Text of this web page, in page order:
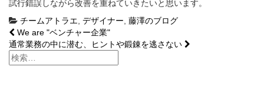
試行錯誤しながら改善を重ねていきたいと思います。
チームアトラエ デザイナー 藤澤のブログ
投
稿
We are "ベンチャー企業"
通常業務の中に潜む、ヒントや鍛錬を逃さない